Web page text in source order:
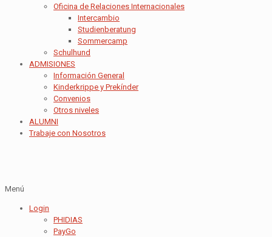
Oficina de Relaciones Internacionales
Intercambio
Studienberatung
Sommercamp
Schulhund
ADMISIONES
Información General
Kinderkrippe y Prekínder
Convenios
Otros niveles
ALUMNI
Trabaje con Nosotros
Menú
Login
PHIDIAS
PayGo